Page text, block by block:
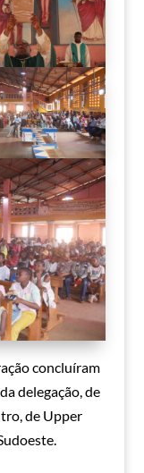
concluíram
delegação, de
de Upper